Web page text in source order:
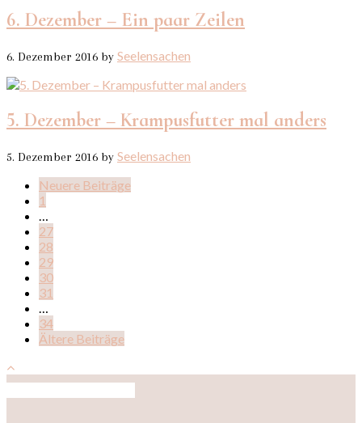
6. Dezember – Ein paar Zeilen
6. Dezember 2016 by Seelensachen
5. Dezember – Krampusfutter mal anders
5. Dezember 2016 by Seelensachen
Neuere Beiträge
1
27
28
29
30
31
34
Ältere Beiträge